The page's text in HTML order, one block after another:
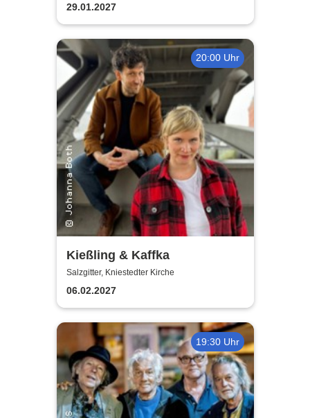
29.01.2027
20:00 Uhr
Kießling & Kaffka
Salzgitter, Kniestedter Kirche
06.02.2027
19:30 Uhr